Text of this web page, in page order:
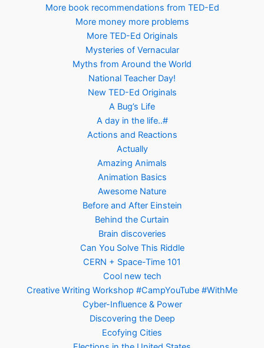
More book recommendations from TED-Ed
More money more problems
More TED-Ed Originals
Mysteries of Vernacular
Myths from Around the World
National Teacher Day!
New TED-Ed Originals
A Bug’s Life
A day in the life..#
Actions and Reactions
Actually
Amazing Animals
Animation Basics
Awesome Nature
Before and After Einstein
Behind the Curtain
Brain discoveries
Can You Solve This Riddle
CERN + Space-Time 101
Cool new tech
Creative Writing Workshop #CampYouTube #WithMe
Cyber-Influence & Power
Discovering the Deep
Ecofying Cities